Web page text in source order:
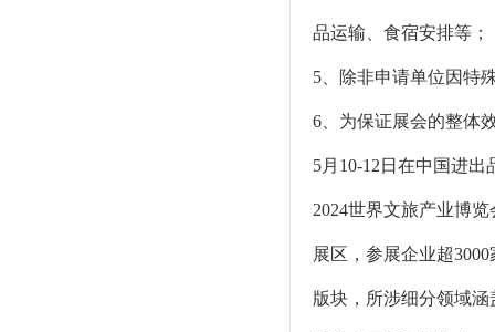
品运输、食宿安排等；
5、除非申请单位因特
6、为保证展会的整体
5月10-12日在中国进
2024世界文旅产业博
展区，参展企业超
版块，所涉细分领域